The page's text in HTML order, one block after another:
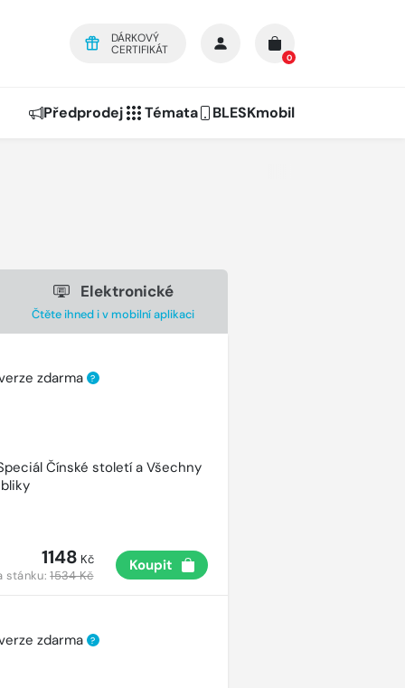
DÁRKOVÝ
CERTIFIKÁT
0
Předprodej Témata BLESKmobil
Elektronické
Čtěte ihned i v mobilní aplikaci
zdarma ?
Čínské století a Všechny
1148 Kč
stánku:1534 Kč
Koupit
zdarma ?